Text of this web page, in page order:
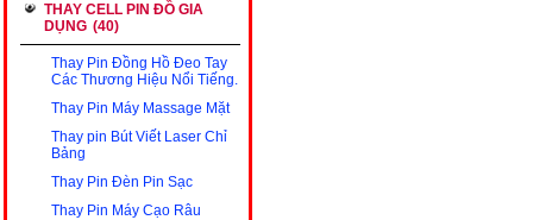
THAY CELL PIN ĐỒ GIA
DỤNG (40)
Thay Pin Đồng Hồ Đeo Tay
Các Thương Hiệu Nổi Tiếng.
Thay Pin Máy Massage Mặt
Thay pin Bút Viết Laser Chỉ
Bảng
Thay Pin Đèn Pin Sạc
Thay Pin Máy Cạo Râu